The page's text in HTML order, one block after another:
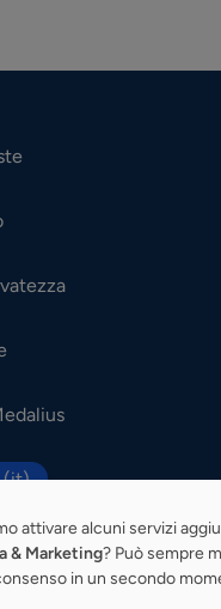
(it)
attivare alcuni servizi
& Marketing? Può sempre
in un secondo